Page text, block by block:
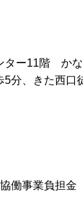
ター11階 か
5分、きた西口
働事業負担金